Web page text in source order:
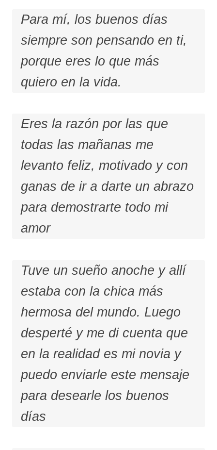
Para mí, los buenos días
siempre son pensando en ti,
porque eres lo que más
quiero en la vida.
Eres la razón por las que
todas las mañanas me
levanto feliz, motivado y con
ganas de ir a darte un abrazo
para demostrarte todo mi
amor
Tuve un sueño anoche y allí
estaba con la chica más
hermosa del mundo. Luego
desperté y me di cuenta que
en la realidad es mi novia y
puedo enviarle este mensaje
para desearle los buenos
días